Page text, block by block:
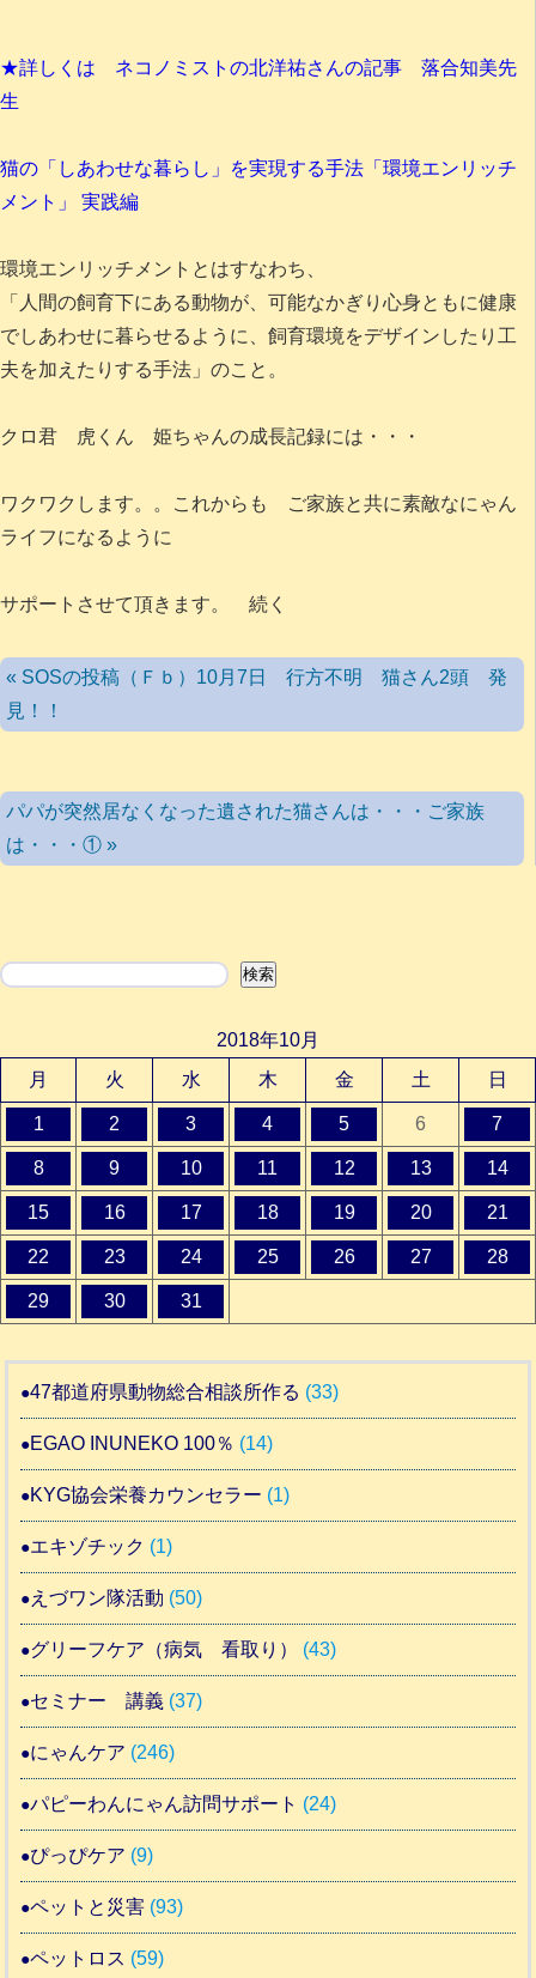
★詳しくは ネコノミストの北洋祐さんの記事 落合知美先
生
猫の「しあわせな暮らし」を実現する手法「環境エンリッチ
メント」 実践編
環境エンリッチメントとはすなわち、
「人間の飼育下にある動物が、可能なかぎり心身ともに健康
でしあわせに暮らせるように、飼育環境をデザインしたり工
夫を加えたりする手法」のこと。
クロ君 虎くん 姫ちゃんの成長記録には・・・
ワクワクします。。これからも ご家族と共に素敵なにゃん
ライフになるように
サポートさせて頂きます。 続く
« SOSの投稿（Ｆｂ）10月7日 行方不明 猫さん2頭 発
見！！
パパが突然居なくなった遺された猫さんは・・・ご家族
は・・・① »
検索 検索
2018年10月
月
火 水 木 金 土 日
1 2 3 4 5 6 7
8 9 10 11 12 13 14
15 16 17 18 19 20 21
22 23 24 25 26 27 28
29 30 31
47都道府県動物総合相談所作る (33)
EGAO INUNEKO 100％ (14)
KYG協会栄養カウンセラー (1)
エキゾチック (1)
えづワン隊活動 (50)
グリーフケア（病気 看取り） (43)
セミナー 講義 (37)
にゃんケア (246)
パピーわんにゃん訪問サポート (24)
ぴっぴケア (9)
ペットと災害 (93)
ペットロス (59)